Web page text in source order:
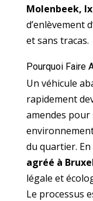
Molenbeek,
d’enlèvement
et sans tracas.
Pourquoi Faire
Un véhicule
rapidement
amendes
du quartier.
agréé à
légale et
Le processus